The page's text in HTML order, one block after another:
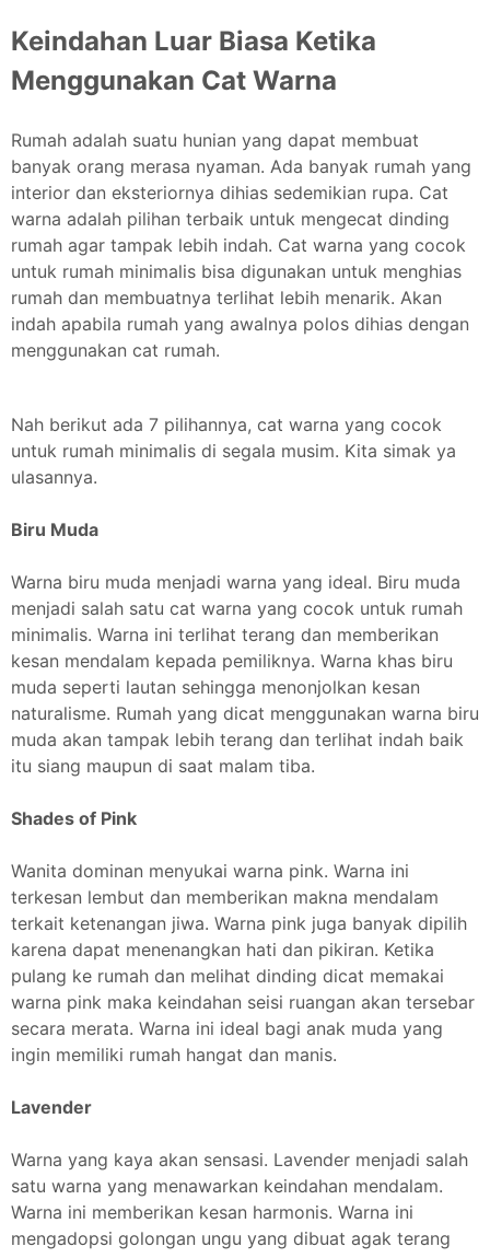
Keindahan Luar Biasa Ketika
Menggunakan Cat Warna
Rumah adalah suatu hunian yang dapat membuat
banyak orang merasa nyaman. Ada banyak rumah yang
interior dan eksteriornya dihias sedemikian rupa. Cat
warna adalah pilihan terbaik untuk mengecat dinding
rumah agar tampak lebih indah. Cat warna yang cocok
untuk rumah minimalis bisa digunakan untuk menghias
rumah dan membuatnya terlihat lebih menarik. Akan
indah apabila rumah yang awalnya polos dihias dengan
menggunakan cat rumah.
Nah berikut ada 7 pilihannya, cat warna yang cocok
untuk rumah minimalis di segala musim. Kita simak ya
ulasannya.
Biru Muda
Warna biru muda menjadi warna yang ideal. Biru muda
menjadi salah satu cat warna yang cocok untuk rumah
minimalis. Warna ini terlihat terang dan memberikan
kesan mendalam kepada pemiliknya. Warna khas biru
muda seperti lautan sehingga menonjolkan kesan
naturalisme. Rumah yang dicat menggunakan warna biru
muda akan tampak lebih terang dan terlihat indah baik
itu siang maupun di saat malam tiba.
Shades of Pink
Wanita dominan menyukai warna pink. Warna ini
terkesan lembut dan memberikan makna mendalam
terkait ketenangan jiwa. Warna pink juga banyak dipilih
karena dapat menenangkan hati dan pikiran. Ketika
pulang ke rumah dan melihat dinding dicat memakai
warna pink maka keindahan seisi ruangan akan tersebar
secara merata. Warna ini ideal bagi anak muda yang
ingin memiliki rumah hangat dan manis.
Lavender
Warna yang kaya akan sensasi. Lavender menjadi salah
satu warna yang menawarkan keindahan mendalam.
Warna ini memberikan kesan harmonis. Warna ini
mengadopsi golongan ungu yang dibuat agak terang